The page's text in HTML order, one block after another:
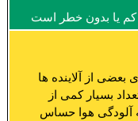
یا بدون خطر است
از آلاینده ها
بسیار کمی از
آلودگی هوا حساس